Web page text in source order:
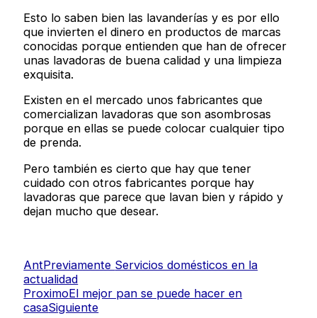
Esto lo saben bien las lavanderías y es por ello
que invierten el dinero en productos de marcas
conocidas porque entienden que han de ofrecer
unas lavadoras de buena calidad y una limpieza
exquisita.
Existen en el mercado unos fabricantes que
comercializan lavadoras que son asombrosas
porque en ellas se puede colocar cualquier tipo
de prenda.
Pero también es cierto que hay que tener
cuidado con otros fabricantes porque hay
lavadoras que parece que lavan bien y rápido y
dejan mucho que desear.
AntPreviamente Servicios domésticos en la
actualidad
ProximoEl mejor pan se puede hacer en
casaSiguiente